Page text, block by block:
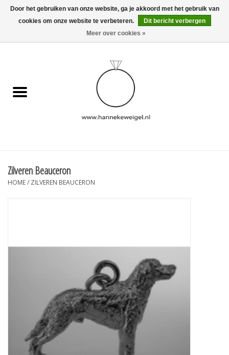
0 Artikelen - €0,00
Informatie
Zilveren Beauceron
HOME/ ZILVEREN BEAUCERON
Door het gebruiken van onze website, ga je akkoord met het gebruik van
cookies om onze website te verbeteren.
Dit bericht verbergen
Meer over cookies »